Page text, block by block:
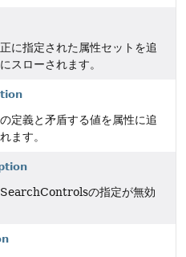
に指定された属性セットを追
スローされます。
定義と矛盾する値を属性に追
ます。
SearchControlsの指定が無効